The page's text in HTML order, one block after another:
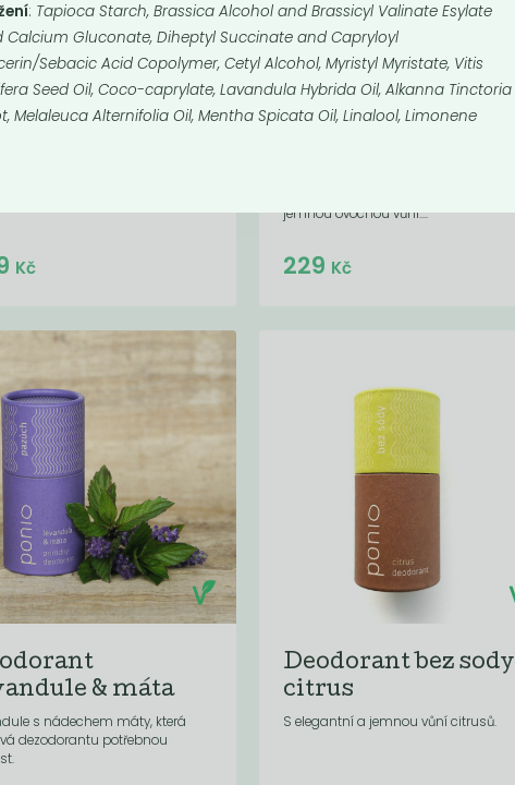
kondicionér -
a kokos
Do košíku:
Kč
Deodorant
pomeranč &
jemnou ovocnou vůni....
Do košíku:
229 Kč
& máta
s nádechem máty, která
dezodorantu potřebnou
Deodorant bez sody
citrus
S elegantní a jemnou vůní citrusů.
: Tapioca Starch, Brassica Alcohol and Brassicyl Valinate Esylate
Calcium Gluconate, Diheptyl Succinate and Capryloyl
Sebacic Acid Copolymer, Cetyl Alcohol, Myristyl Myristate, Vitis
Seed Oil, Coco-caprylate, Lavandula Hybrida Oil, Alkanna Tinctoria
Melaleuca Alternifolia Oil, Mentha Spicata Oil, Linalool, Limonene